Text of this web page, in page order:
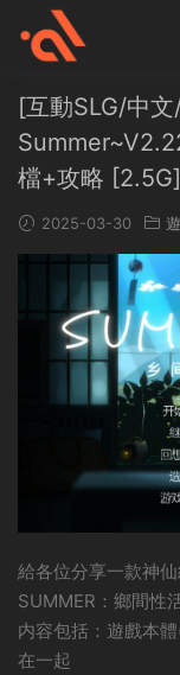
[互動SLG/中
檔+攻略 [2.5G]
2025-03-30
給各位分享一款神
SUMMER：鄉間性
内容包括：遊戲本
在一起